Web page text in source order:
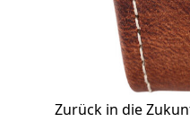
Zurück in die